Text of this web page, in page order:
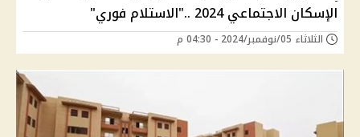
الإسكان الاجتماعي 2024 .."الاستلام فوري"
الثلاثاء 05/نوفمبر/2024 - 04:30 م